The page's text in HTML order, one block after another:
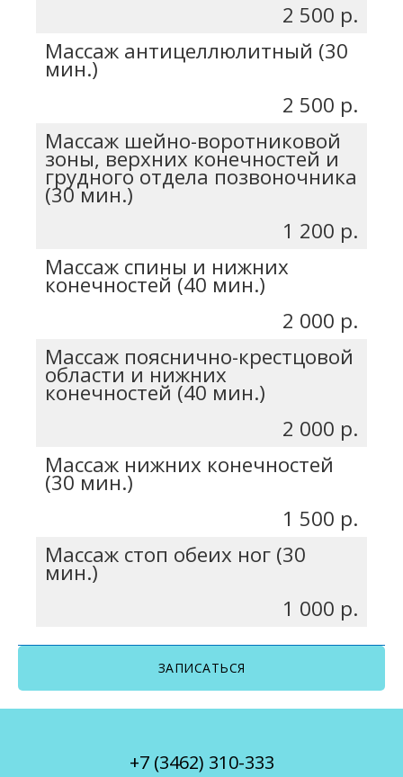
2 500 р.
Массаж антицеллюлитный (30
мин.)
2 500 р.
Массаж шейно-воротниковой
зоны, верхних конечностей и
грудного отдела позвоночника
(30 мин.)
1 200 р.
Массаж спины и нижних
конечностей (40 мин.)
2 000 р.
Массаж пояснично-крестцовой
области и нижних
конечностей (40 мин.)
2 000 р.
Массаж нижних конечностей
(30 мин.)
1 500 р.
Массаж стоп обеих ног (30
мин.)
1 000 р.
ЗАПИСАТЬСЯ
+7 (3462) 310-333